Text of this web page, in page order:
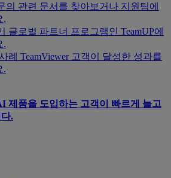
의 관련 문서를 찾아보거나 지원팀에
.
글로벌 파트너 프로그램인 TeamUP에
.
례 TeamViewer 고객이 달성한 성과를
.
제품을 도입하는 고객이 빠르게 늘고
.